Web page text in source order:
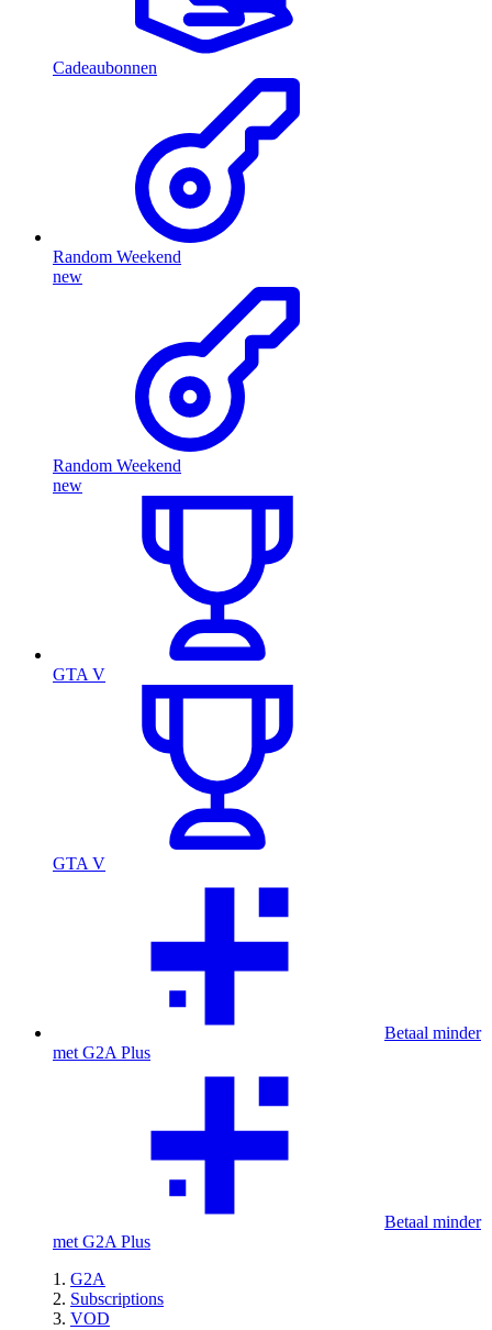
Cadeaubonnen
Random Weekend
new
Random Weekend
new
GTA V
GTA V
Betaal minder
met G2A Plus
Betaal minder
met G2A Plus
G2A
Subscriptions
VOD